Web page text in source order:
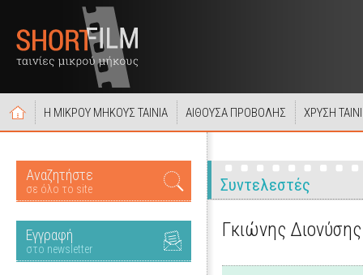
Η ΜΙΚΡΟΥ ΜΗΚΟΥΣ ΤΑΙΝΙΑ ΑΙΘΟΥΣΑ ΠΡΟΒΟΛΗΣ ΧΡΥΣΗ
Αναζητήστε
σε όλο το site
Εγγραφή
στο newsletter
Συντελεστές
Γκιώνης Διονύσης